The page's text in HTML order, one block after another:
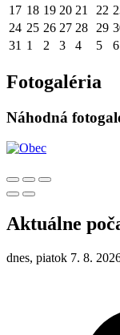
17 18 19 20 21 22
24 25 26 27 28 29
31 1 2 3 4 5 6
Fotogaléria
Náhodná
Aktuálne
dnes, piatok 7. 8.